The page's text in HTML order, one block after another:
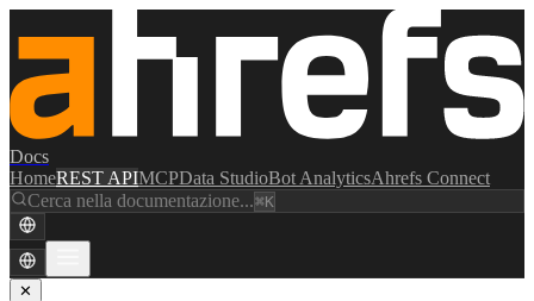
Docs
HomeREST APIMCPData StudioBot AnalyticsAhrefs Connect
Cerca nella documentazione...⌘K
✕